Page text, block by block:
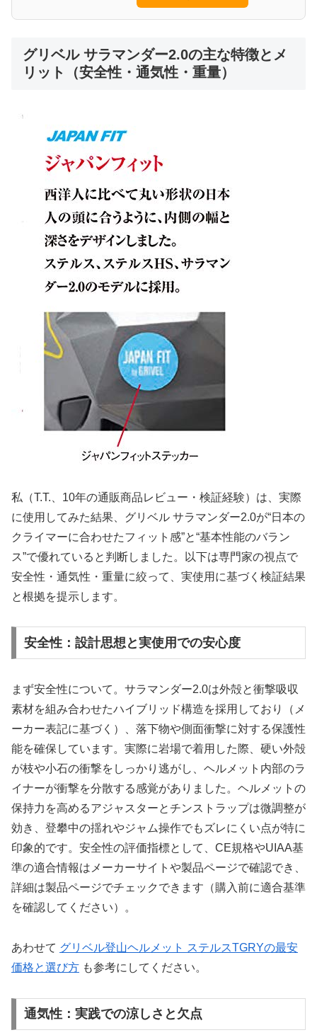
グリベル サラマンダー2.0の主な特徴とメ
リット（安全性・通気性・重量）
私（T.T.、10年の通販商品レビュー・検証経験）は、実際
に使用してみた結果、グリベル サラマンダー2.0が“日本の
クライマーに合わせたフィット感”と“基本性能のバラン
ス”で優れていると判断しました。以下は専門家の視点で
安全性・通気性・重量に絞って、実使用に基づく検証結果
と根拠を提示します。
安全性：設計思想と実使用での安心度
まず安全性について。サラマンダー2.0は外殻と衝撃吸収
素材を組み合わせたハイブリッド構造を採用しており（メ
ーカー表記に基づく）、落下物や側面衝撃に対する保護性
能を確保しています。実際に岩場で着用した際、硬い外殻
が枝や小石の衝撃をしっかり逃がし、ヘルメット内部のラ
イナーが衝撃を分散する感覚がありました。ヘルメットの
保持力を高めるアジャスターとチンストラップは微調整が
効き、登攀中の揺れやジャム操作でもズレにくい点が特に
印象的です。安全性の評価指標として、CE規格やUIAA基
準の適合情報はメーカーサイトや製品ページで確認でき、
詳細は製品ページでチェックできます（購入前に適合基準
を確認してください）。
あわせて グリベル登山ヘルメット ステルスTGRYの最安
価格と選び方 も参考にしてください。
通気性：実践での涼しさと欠点